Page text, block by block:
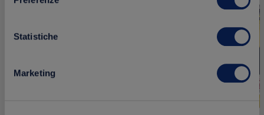
Statistiche
Marketing